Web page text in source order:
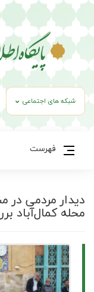
شبکه های اجتماعی
فهرست
دیدار مردمی در
محله کمال‌آباد